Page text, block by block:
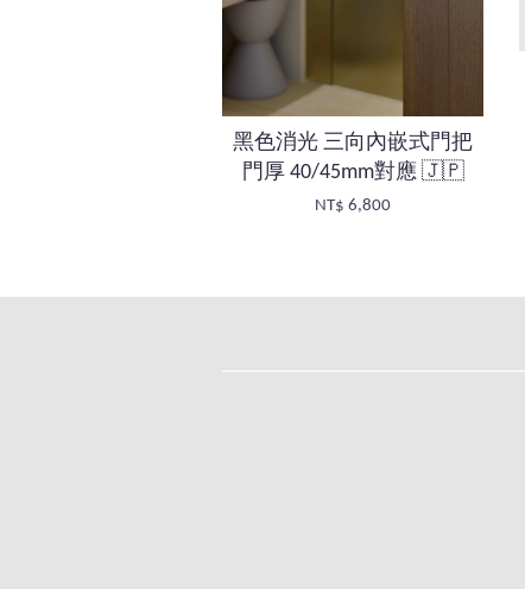
黑色消光 三向內嵌式門把
門厚 40/45mm對應 🇯🇵
NT$ 6,800